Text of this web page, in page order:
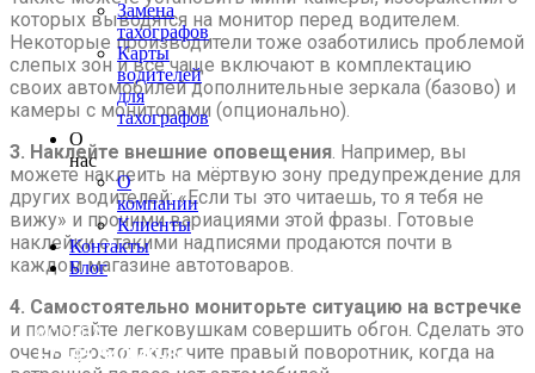
Замена
тахографов
Карты
водителей
для
тахографов
О
нас
О
компании
Клиенты
Контакты
Блог
МОСКВА
+7 495 540-40-84
которых выводятся на монитор перед водителем.
Некоторые производители тоже озаботились проблемой
слепых зон и всё чаще включают в комплектацию
своих автомобилей дополнительные зеркала (базово) и
камеры с мониторами (опционально).
3. Наклейте внешние оповещения. Например, вы
можете наклеить на мёртвую зону предупреждение для
других водителей: «Если ты это читаешь, то я тебя не
вижу» и прочими вариациями этой фразы. Готовые
наклейки с такими надписями продаются почти в
каждом магазине автотоваров.
4. Самостоятельно мониторьте ситуацию на встречке
и помогайте легковушкам совершить обгон. Сделать это
очень просто: включите правый поворотник, когда на